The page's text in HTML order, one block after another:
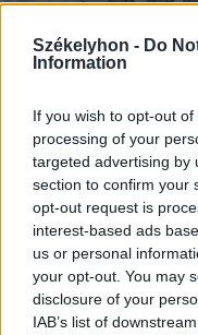
Székelyhon - Do
Information
If you wish to opt-out
processing of your
targeted advertising by
section to confirm your
opt-out request is
interest-based ads
us or personal
your opt-out. You may
disclosure of your
IAB’s list of